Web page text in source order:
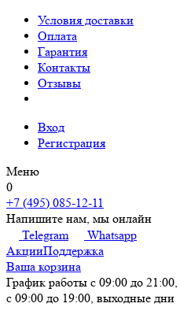
Условия доставки
Оплата
Гарантия
Контакты
Отзывы
Вход
Регистрация
Меню
0
+7 (495) 085-12-11
Напишите нам, мы онлайн
Telegram
Whatsapp
АкцииПоддержка
Ваша корзина
График работы с 09:00 до
с 09:00 до 19:00, выходные дни